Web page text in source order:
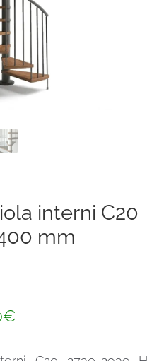
interni C20
mm
€Il